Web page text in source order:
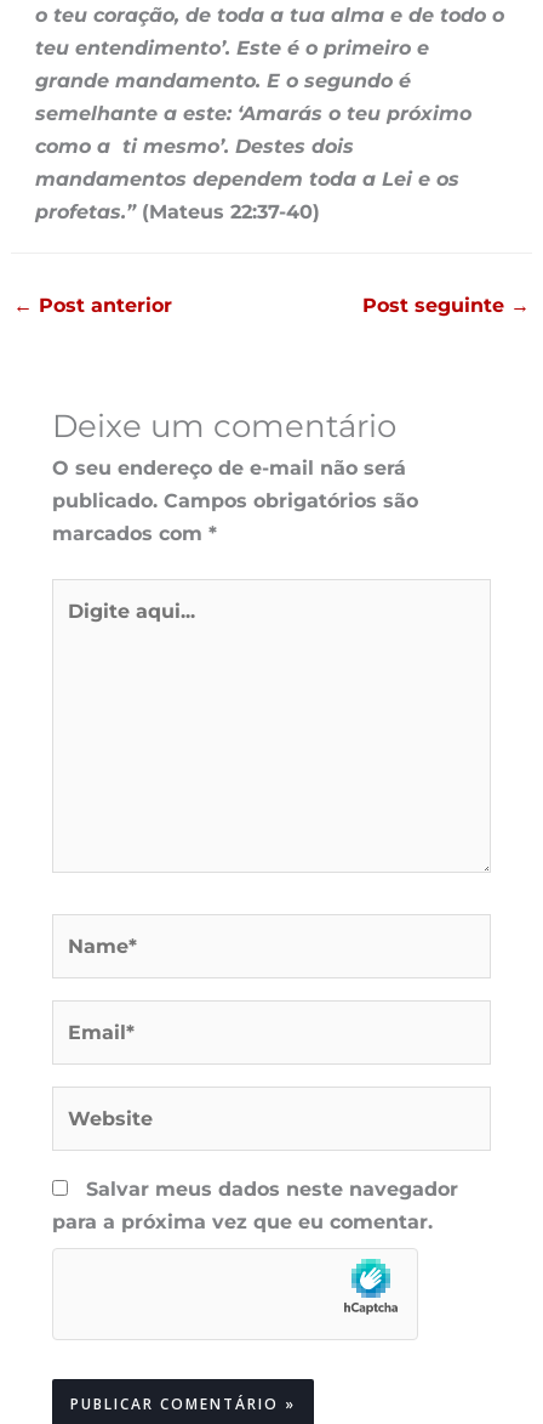
o teu coração, de toda a tua alma e de todo o
teu entendimento’. Este é o primeiro e
grande mandamento. E o segundo é
semelhante a este: ‘Amarás o teu próximo
como a ti mesmo’. Destes dois
mandamentos dependem toda a Lei e os
profetas.” (Mateus 22:37-40)
← Post anterior Post seguinte →
Deixe um comentário
O seu endereço de e-mail não será
publicado. Campos obrigatórios são
marcados com *
aqui...
Salvar meus dados neste navegador
para a próxima vez que eu comentar.